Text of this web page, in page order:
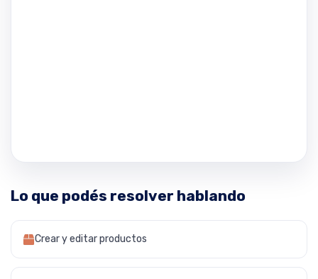
Lo que podés resolver hablando
Crear y editar productos